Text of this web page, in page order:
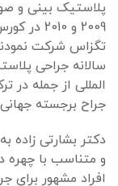
پلاستیک بینی و
2009 و
تگزاس شرکت
سالانه جراحی
المللی از جمله در
جراح برجسته
دکتر بشارتی زاده
و متناسب با چهره
افراد مشهور برای